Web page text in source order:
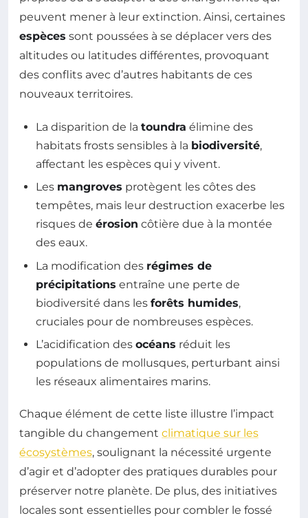
peuvent mener à leur extinction. Ainsi, certaines
espèces sont poussées à se déplacer vers des
altitudes ou latitudes différentes, provoquant
des conflits avec d’autres habitants de ces
nouveaux territoires.
La disparition de la toundra élimine des
habitats frosts sensibles à la biodiversité,
affectant les espèces qui y vivent.
Les mangroves protègent les côtes des
tempêtes, mais leur destruction exacerbe les
risques de érosion côtière due à la montée
des eaux.
La modification des régimes de
précipitations entraîne une perte de
biodiversité dans les forêts humides,
cruciales pour de nombreuses espèces.
L’acidification des océans réduit les
populations de mollusques, perturbant ainsi
les réseaux alimentaires marins.
Chaque élément de cette liste illustre l’impact
tangible du changement climatique sur les
écosystèmes, soulignant la nécessité urgente
d’agir et d’adopter des pratiques durables pour
préserver notre planète. De plus, des initiatives
locales sont essentielles pour combler le fossé